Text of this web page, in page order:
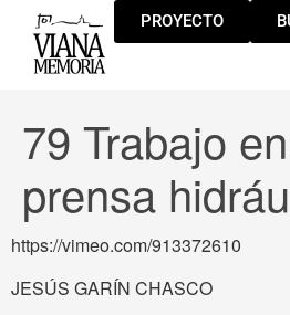
PROYECTO
79 Trabajo
prensa
https://vimeo.com/913372610
JESÚS GARÍN CHASCO